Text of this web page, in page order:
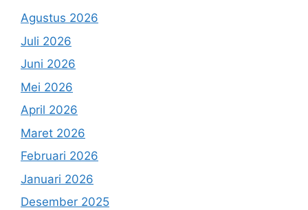
Agustus 2026
Juli 2026
Juni 2026
Mei 2026
April 2026
Maret 2026
Februari 2026
Januari 2026
Desember 2025